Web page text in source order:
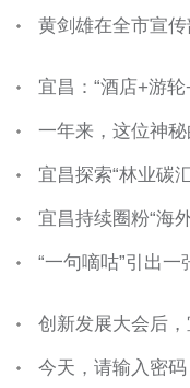
黄剑雄在全市宣
宜昌：“酒店+游
一年来，这位神
宜昌探索“林业碳
宜昌持续圈粉“海
“一句嘀咕”引出一
创新发展大会后
今天，请输入密